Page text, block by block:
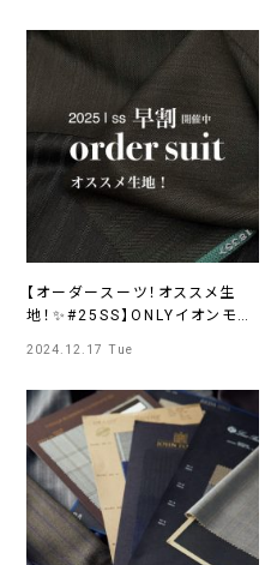
【オーダースーツ！オススメ生
地！✨#25SS】ONLYイオンモー
2024.12.17 Tue